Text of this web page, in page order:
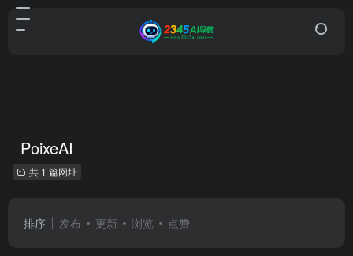
PoixeAI
共 1 篇网址
排序 发布 更新 浏览 点赞